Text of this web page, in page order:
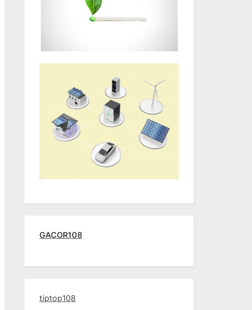
GACOR108
tiptop108